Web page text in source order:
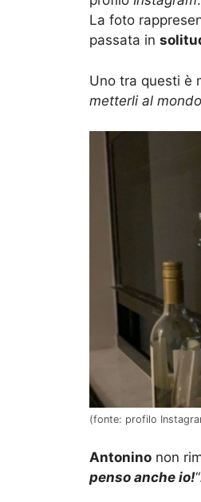
La foto
passata in
Uno tra questi è
metterli al
(fonte: profilo
Antonino non
penso anche io!